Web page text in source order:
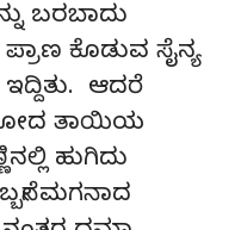
ಬರಬಾದು
ಕೊಡುವ ಸೈನ್ಯ
ಆದರೆ
ಹೋದ ತಾಯಿಯ
ಹುಗಿದು
ಮಗನಾದ